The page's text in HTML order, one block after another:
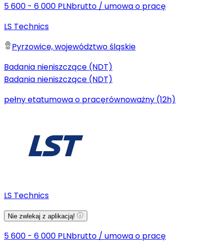
5 600 - 6 000 PLNbrutto / umowa o pracę
LS Technics
Pyrzowice, województwo śląskie
Badania nieniszczące (NDT)
Badania nieniszczące (NDT)
pełny etatumowa o pracęrównoważny (12h)
LS Technics
Nie zwlekaj z aplikacją!
5 600 - 6 000 PLNbrutto / umowa o pracę